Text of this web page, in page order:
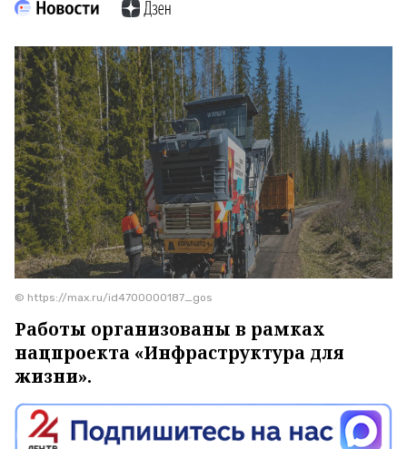
© https://max.ru/id4700000187_gos
Работы организованы в рамках
нацпроекта «Инфраструктура для
жизни».